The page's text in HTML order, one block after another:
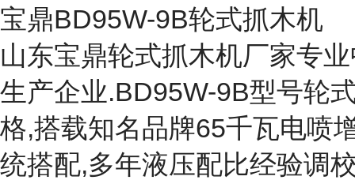
宝鼎BD95W-9B轮式抓木机
山东宝鼎轮式抓木机厂家专
生产企业.BD95W-9B型号轮
格,搭载知名品牌65千瓦电喷
统搭配,多年液压配比经验调